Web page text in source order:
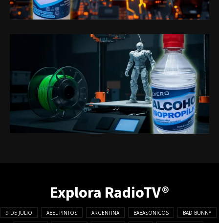
Explora RadioTV®
9 DE JULIO ABEL PINTOS ARGENTINA BABASONICOS BAD BUNNY